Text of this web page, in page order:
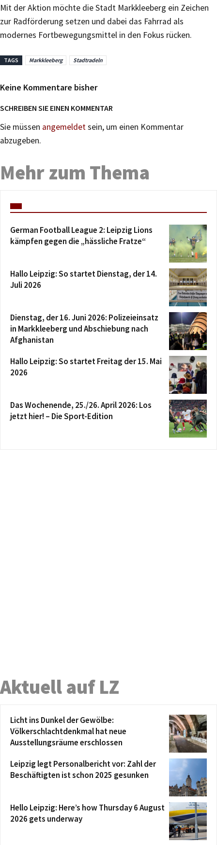
Mit der Aktion möchte die Stadt Markkleeberg ein Zeichen
zur Radförderung setzen und dabei das Fahrrad als
modernes Fortbewegungsmittel in den Fokus rücken.
TAGS Markkleeberg Stadtradeln
Keine Kommentare bisher
SCHREIBEN SIE EINEN KOMMENTAR
Sie müssen angemeldetsein, um einen Kommentar
abzugeben.
Mehr zum Thema
German Football League 2: Leipzig Lions
kämpfen gegen die „hässliche Fratze“
Hallo Leipzig: So startet Dienstag, der 14.
Juli 2026
Dienstag, der 16. Juni 2026: Polizeieinsatz
in Markkleeberg und Abschiebung nach
Afghanistan
Hallo Leipzig: So startet Freitag der 15. Mai
2026
Das Wochenende, 25./26. April 2026: Los
jetzt hier! – Die Sport-Edition
Aktuell auf LZ
Licht ins Dunkel der Gewölbe:
Völkerschlachtdenkmal hat neue
Ausstellungsräume erschlossen
Leipzig legt Personalbericht vor: Zahl der
Beschäftigten ist schon 2025 gesunken
Hello Leipzig: Here’s how Thursday 6 August
2026 gets underway